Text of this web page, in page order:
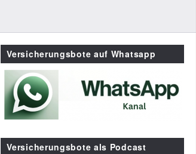
Versicherungsbote auf Whatsapp
Versicherungsbote als Podcast